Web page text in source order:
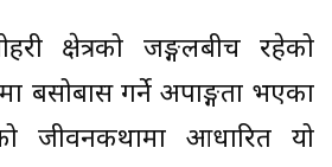
क्षेत्रको जङ्गलबीच रहेको
बसोबास गर्ने अपाङ्गता भएका
जीवनकथामा आधारित यो